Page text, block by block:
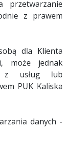
przetwarzanie
z prawem
dla Klienta
może jednak
z usług lub
PUK Kaliska
danych -